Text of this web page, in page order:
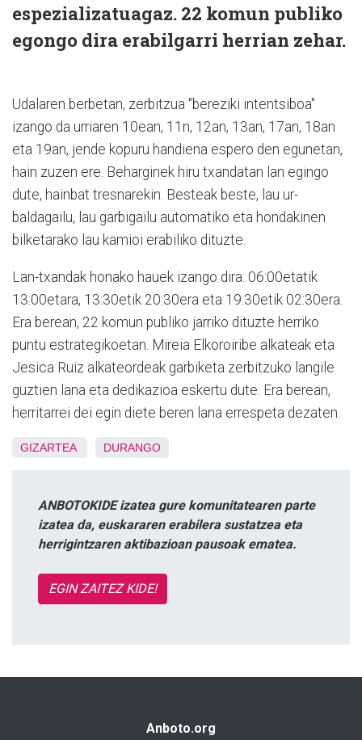
espezializatuagaz. 22 komun publiko
egongo dira erabilgarri herrian zehar.
Udalaren berbetan, zerbitzua "bereziki intentsiboa"
izango da urriaren 10ean, 11n, 12an, 13an, 17an, 18an
eta 19an, jende kopuru handiena espero den egunetan,
hain zuzen ere. Beharginek hiru txandatan lan egingo
dute, hainbat tresnarekin. Besteak beste, lau ur-
baldagailu, lau garbigailu automatiko eta hondakinen
bilketarako lau kamioi erabiliko dituzte.
Lan-txandak honako hauek izango dira: 06:00etatik
13:00etara, 13:30etik 20:30era eta 19:30etik 02:30era.
Era berean, 22 komun publiko jarriko dituzte herriko
puntu estrategikoetan. Mireia Elkoroiribe alkateak eta
Jesica Ruiz alkateordeak garbiketa zerbitzuko langile
guztien lana eta dedikazioa eskertu dute. Era berean,
herritarrei dei egin diete beren lana errespeta dezaten.
GIZARTEA DURANGO
ANBOTOKIDE izatea gure komunitatearen parte
izatea da, euskararen erabilera sustatzea eta
herrigintzaren aktibazioan pausoak ematea.
EGIN ZAITEZ KIDE!
Anboto.org